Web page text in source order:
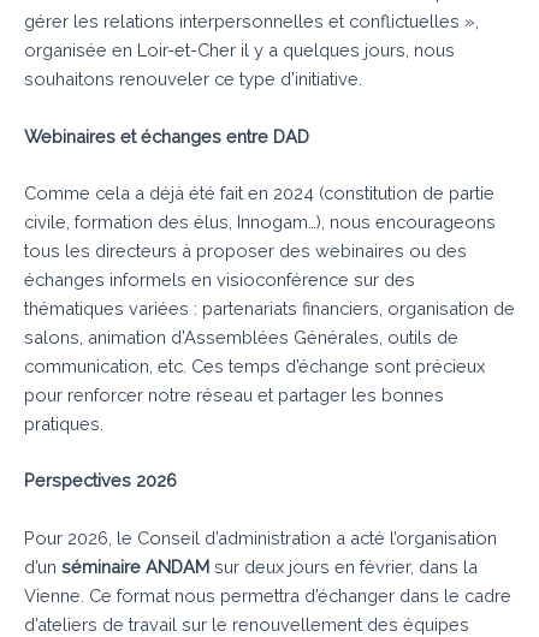
gérer les relations interpersonnelles et conflictuelles »,
organisée en Loir-et-Cher il y a quelques jours, nous
souhaitons renouveler ce type d’initiative.
Webinaires et échanges entre DAD
Comme cela a déjà été fait en 2024 (constitution de partie
civile, formation des élus, Innogam…), nous encourageons
tous les directeurs à proposer des webinaires ou des
échanges informels en visioconférence sur des
thématiques variées : partenariats financiers, organisation de
salons, animation d’Assemblées Générales, outils de
communication, etc. Ces temps d’échange sont précieux
pour renforcer notre réseau et partager les bonnes
pratiques.
Perspectives 2026
Pour 2026, le Conseil d’administration a acté l’organisation
d’un séminaire ANDAM sur deux jours en février, dans la
Vienne. Ce format nous permettra d’échanger dans le cadre
d’ateliers de travail sur le renouvellement des équipes